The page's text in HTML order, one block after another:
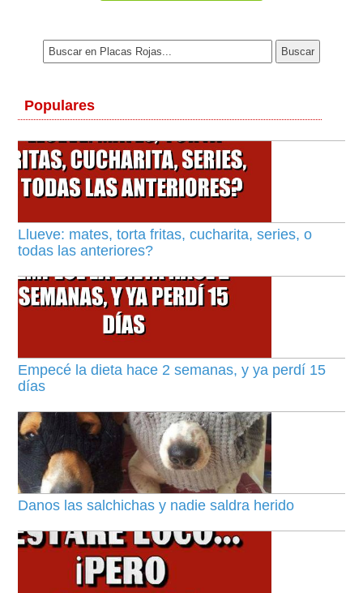
Populares
Llueve: mates, torta fritas, cucharita, series, o
todas las anteriores?
Empecé la dieta hace 2 semanas, y ya perdí 15
días
Danos las salchichas y nadie saldra herido